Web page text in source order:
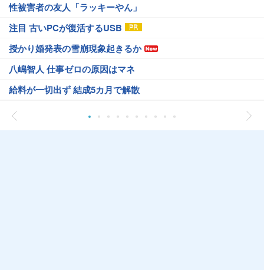
性被害者の友人「ラッキーやん」
注目 古いPCが復活するUSB
授かり婚発表の雪崩現象起きるか
八嶋智人 仕事ゼロの原因はマネ
給料が一切出ず 結成5カ月で解散